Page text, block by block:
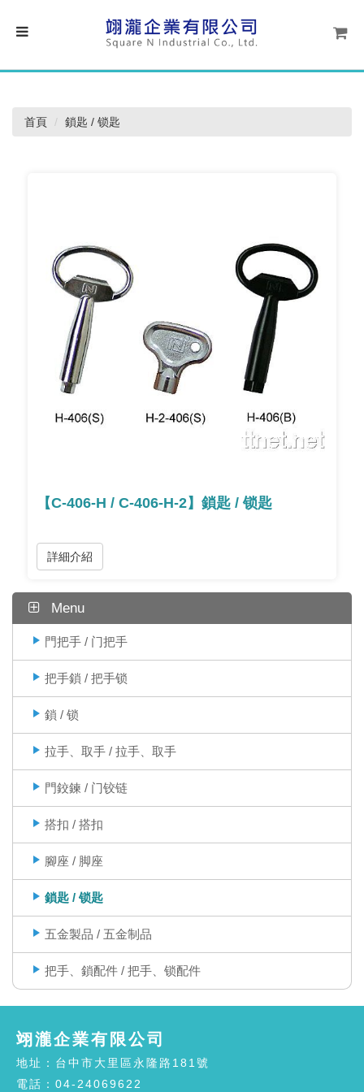
首頁 鎖匙 / 锁匙
【C-406-H / C-406-H-2】鎖匙 / 锁匙
詳細介紹
Menu
門把手 / 门把手
把手鎖 / 把手锁
鎖 / 锁
拉手、取手 / 拉手、取手
門鉸鍊 / 门铰链
搭扣 / 搭扣
腳座 / 脚座
鎖匙 / 锁匙
五金製品 / 五金制品
把手、鎖配件 / 把手、锁配件
翊瀧企業有限公司
地址：台中市大里區永隆路181號
電話：04-24069622